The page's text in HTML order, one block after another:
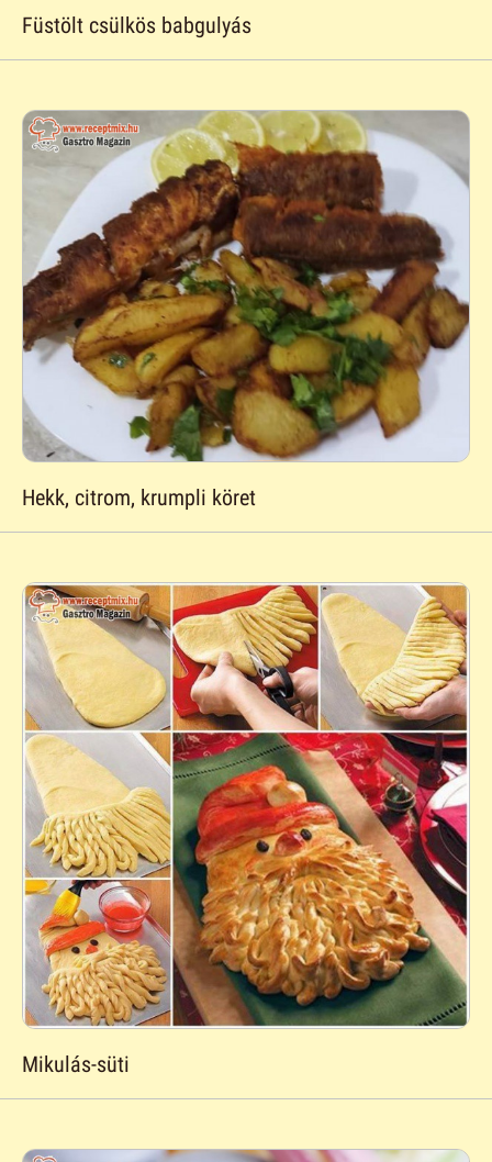
Füstölt csülkös babgulyás
Hekk, citrom, krumpli köret
Mikulás-süti